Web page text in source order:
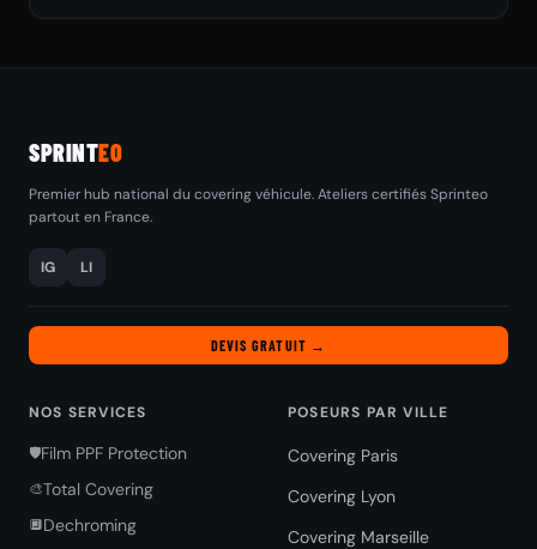
SPRINTEO
Premier hub national du covering véhicule. Ateliers certifiés Sprinteo
partout en France.
IG LI
DEVIS GRATUIT →
NOS SERVICES
🛡️Film PPF Protection
🎨Total Covering
🔲Dechroming
POSEURS PAR VILLE
Covering Paris
Covering Lyon
Covering Marseille